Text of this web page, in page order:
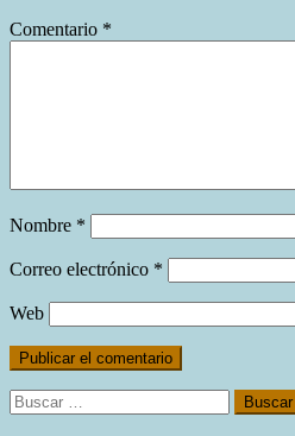
Comentario *
Nombre *
Correo electrónico *
Web
Buscar: